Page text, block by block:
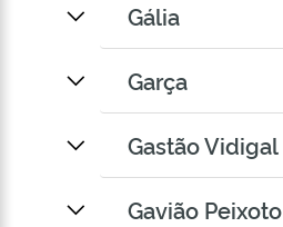
Gália
Garça
Gastão Vidigal
Gavião Peixoto